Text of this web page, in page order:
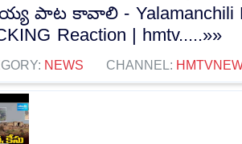
పాట కావాలి - Yalamanchili
Reaction | hmtv.....»»
NEWS CHANNEL: